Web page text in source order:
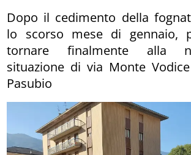
Dopo il cedimento della
lo scorso mese di gennaio,
tornare finalmente alla
situazione di via Monte
Pasubio